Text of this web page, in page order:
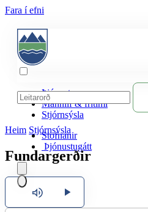
Fara í efni
Þjónusta
Mannlíf & frítími
Stjórnsýsla
Stofnanir
Þjónustugátt
Heim Stjórnsýsla
Fundargerðir
Hlusta